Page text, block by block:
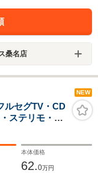
桑名店
NEW
セグTV・CD
ステリモ・追
ルミホイー
本体価格
62.0万円